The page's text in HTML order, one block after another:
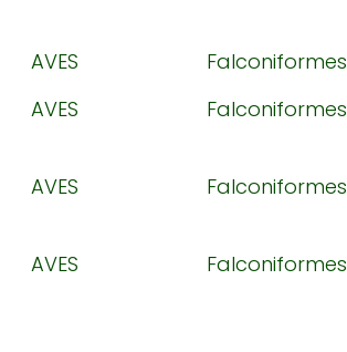
AVES Falconiformes
AVES
Falconiformes
AVES Falconiformes
AVES Falconiformes